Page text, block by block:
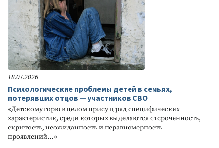
18.07.2026
Психологические проблемы детей в семьях,
потерявших отцов — участников СВО
«Детскому горю в целом присущ ряд специфических
характеристик, среди которых выделяются отсроченность,
скрытость, неожиданность и неравномерность
проявлений…»